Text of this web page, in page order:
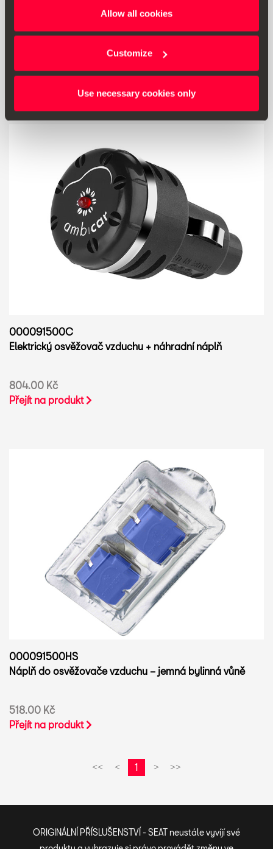
Allow all cookies
Customize
Use necessary cookies only
Přejít na produkt
000091500C
Elektrický osvěžovač vzduchu + náhradní náplň
804.00 Kč
Přejít na produkt
000091500HS
Náplň do osvěžovače vzduchu – jemná bylinná vůně
518.00 Kč
Přejít na produkt
<< < 1 > >>
ORIGINÁLNÍ PŘÍSLUŠENSTVÍ - SEAT neustále vyvíjí své